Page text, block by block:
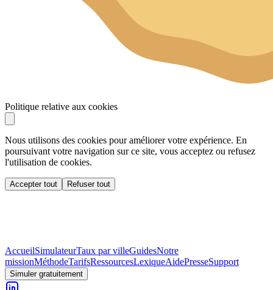
Politique relative aux cookies
Nous utilisons des cookies pour améliorer votre expérience. En
poursuivant votre navigation sur ce site, vous acceptez ou refusez
l'utilisation de cookies.
Accepter tout Refuser tout
AccueilSimulateurTaux par villeGuidesNotre
missionMéthodeTarifsRessourcesLexiqueAidePresseSupport
Simuler gratuitement